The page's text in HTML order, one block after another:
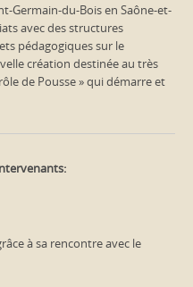
Germain-du-Bois en Saône-et-
avec des structures
pédagogiques sur le
création destinée au très
de Pousse » qui démarre et
à sa rencontre avec le